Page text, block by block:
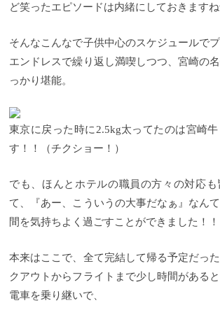
ど笑ったエピソードは内緒にしておきます
そんなこんなで子供中心のスケジュールで
エンドレスで繰り返し満喫しつつ、宮崎の
っかり堪能。
東京に戻った時に2.5kg太ってたのは宮崎
す！！（チクショー！）
でも、ほんとホテルの職員の方々の対応も
て、『あー、こういうの大事だなぁ』なん
間を気持ちよく過ごすことができました！！
本来はここで、全て完結して帰る予定だっ
クアウトからフライトまで少し時間がある
電車を乗り継いで、